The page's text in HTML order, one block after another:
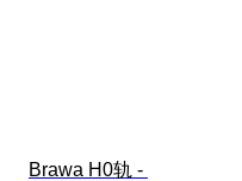
Brawa H0轨 -